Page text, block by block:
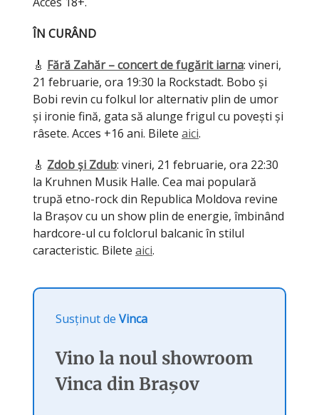
ÎN CURÂND
🎸 Fără Zahăr – concert de fugărit iarna: vineri,
21 februarie, ora 19:30 la Rockstadt. Bobo și
Bobi revin cu folkul lor alternativ plin de umor
și ironie fină, gata să alunge frigul cu povești și
râsete. Acces +16 ani. Bilete aici.
🎸 Zdob și Zdub: vineri, 21 februarie, ora 22:30
la Kruhnen Musik Halle. Cea mai populară
trupă etno-rock din Republica Moldova revine
la Brașov cu un show plin de energie, îmbinând
hardcore-ul cu folclorul balcanic în stilul
caracteristic. Bilete aici.
Susținut de Vinca
Vino la noul showroom
Vinca din Brașov